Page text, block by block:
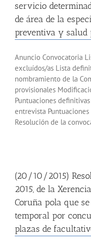
servicio
de área de la
preventiva y salud
Anuncio Convocatoria
excluídos/as Lista
nombramiento de la
provisionales
Puntuaciones
entrevista
Resolución de la
(20/10/2015)
2015, de la
Coruña pola que
temporal por
plazas de